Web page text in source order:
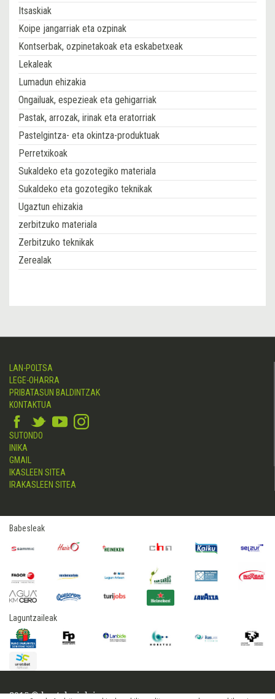
Itsaskiak
Koipe jangarriak eta ozpinak
Kontserbak, ozpinetakoak eta eskabetxeak
Lekaleak
Lumadun ehizakia
Ongailuak, espezieak eta gehigarriak
Pastak, arrozak, irinak eta eratorriak
Pastelgintza- eta okintza-produktuak
Perretxikoak
Sukaldeko eta gozotegiko materiala
Sukaldeko eta gozotegiko teknikak
Ugaztun ehizakia
zerbitzuko materiala
Zerbitzuko teknikak
Zerealak
LAN-POLTSA
LEGE-OHARRA
PRIBATASUN BALDINTZAK
KONTAKTUA
SUTONDO
INIKA
GMAIL
IKASLEEN SITEA
IRAKASLEEN SITEA
Babesleak
Laguntzaileak
2015 © hostelerialeioa